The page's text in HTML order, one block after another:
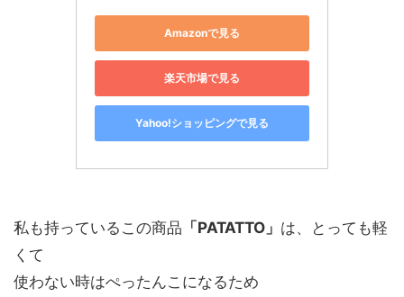
Amazonで見る
楽天市場で見る
Yahoo!ショッピングで見る
私も持っているこの商品 「PATATTO」 は、とっても軽
くて
使わない時はぺったんこになるため